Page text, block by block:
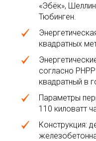
«Эбёк»,
Тюбинген.
квадратных
согласно
квадратный в
Параметры
110 киловатт
Конструкция: